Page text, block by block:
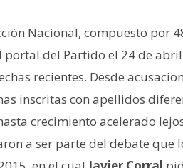
Nacional, compuesto por
del Partido el 24 de abril
recientes. Desde
inscritas con apellidos
crecimiento acelerado
a ser parte del debate que